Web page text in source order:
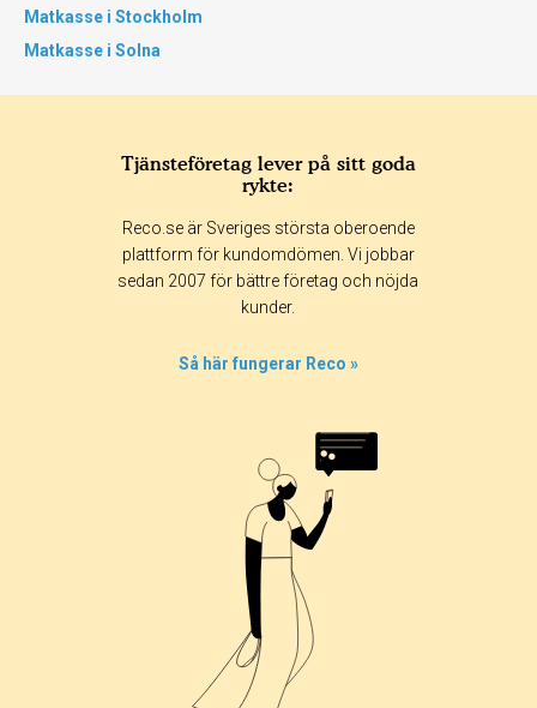
Matkasse i Stockholm
Matkasse i Solna
Tjänsteföretag lever på sitt goda
rykte:
Reco.se är Sveriges största oberoende
plattform för kundomdömen. Vi jobbar
sedan 2007 för bättre företag och nöjda
kunder.
Så här fungerar Reco »